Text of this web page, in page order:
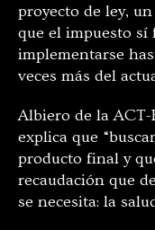
proyecto de ley, un
que el impuesto sí
implementarse
veces más del
Albiero de la ACT-
explica que
producto final y
recaudación que
se necesita: la